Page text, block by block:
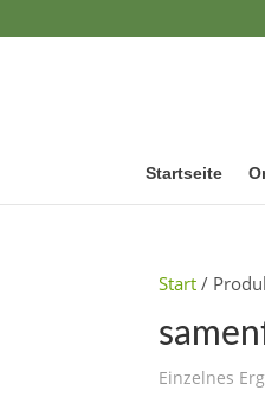
Startseite
Start /
Einzelnes